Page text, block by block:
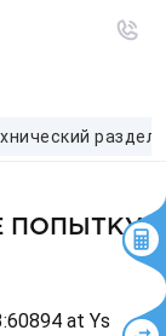
раздел
ПОПЫТКУ
at Ys